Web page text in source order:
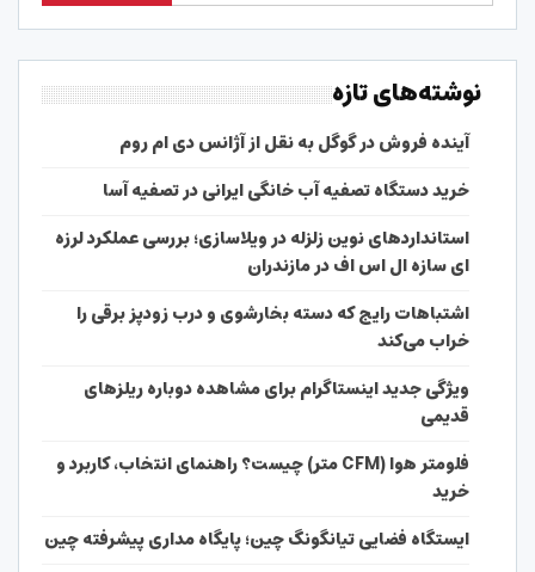
نوشته‌های تازه
آینده فروش در گوگل به نقل از آژانس دی ام روم
خرید دستگاه تصفیه آب خانگی ایرانی در تصفیه آسا
استانداردهای نوین زلزله در ویلاسازی؛ بررسی عملکرد لرزه
ای سازه ال اس اف در مازندران
اشتباهات رایج که دسته بخارشوی و درب زودپز برقی را
خراب می‌کند
ویژگی جدید اینستاگرام برای مشاهده دوباره ریلزهای
قدیمی
فلومتر هوا (CFM متر) چیست؟ راهنمای انتخاب، کاربرد و
خرید
ایستگاه فضایی تیانگونگ چین؛ پایگاه مداری پیشرفته چین